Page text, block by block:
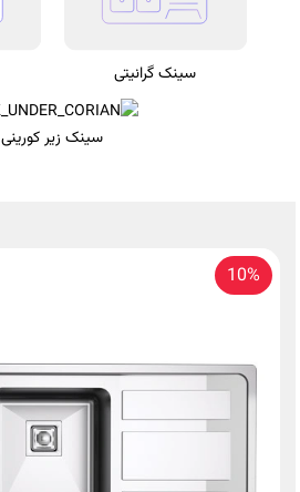
سینک گرانیتی
سینک زیر کورینی
10%